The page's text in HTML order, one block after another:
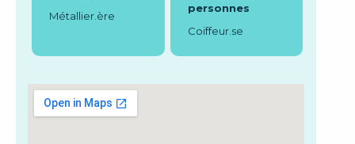
Métallier.ère
personnes
Coiffeur.se